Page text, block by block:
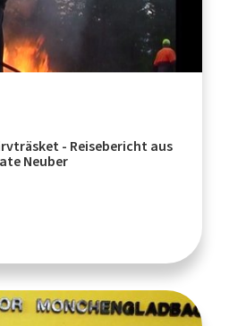
- Reisebericht aus
Neuber